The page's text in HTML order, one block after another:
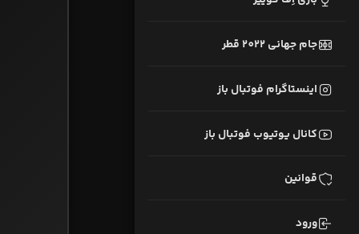
جام جهانی 2022 قطر
اینستاگرام فوتبال باز
کانال یوتیوب فوتبال باز
قوانین
ورود